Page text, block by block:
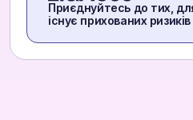
Приєднуйтесь до тих,
існує прихованих ризиків